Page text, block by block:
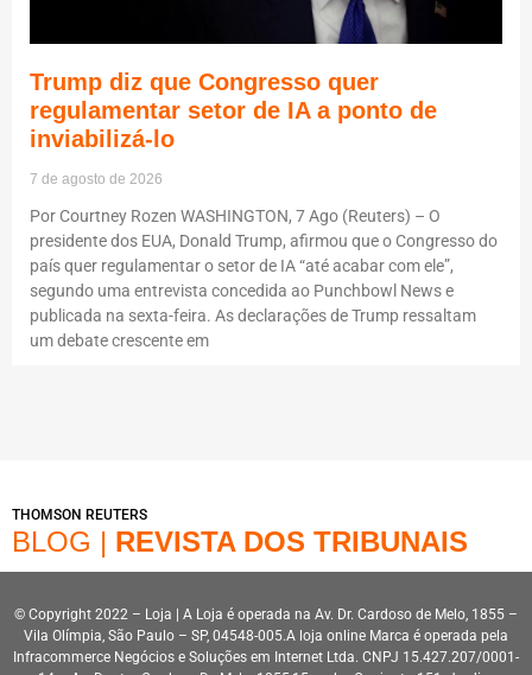
Trump diz que Congresso quer
regulamentar setor de IA a ponto de
inviabilizá-lo
7 de agosto de 2026
Por Courtney Rozen WASHINGTON, 7 Ago (Reuters) – O
presidente dos EUA, Donald Trump, afirmou que o Congresso do
país quer regulamentar o setor de IA “até acabar com ele”,
segundo uma entrevista concedida ao Punchbowl News e
publicada na sexta-feira. As declarações de Trump ressaltam
um debate crescente em
THOMSON REUTERS
BLOG | REVISTA DOS TRIBUNAIS
© Copyright 2022 – Loja | A Loja é operada na Av. Dr. Cardoso de Melo, 1855 –
Vila Olímpia, São Paulo – SP, 04548-005.A loja online Marca é operada pela
Infracommerce Negócios e Soluções em Internet Ltda. CNPJ 15.427.207/0001-